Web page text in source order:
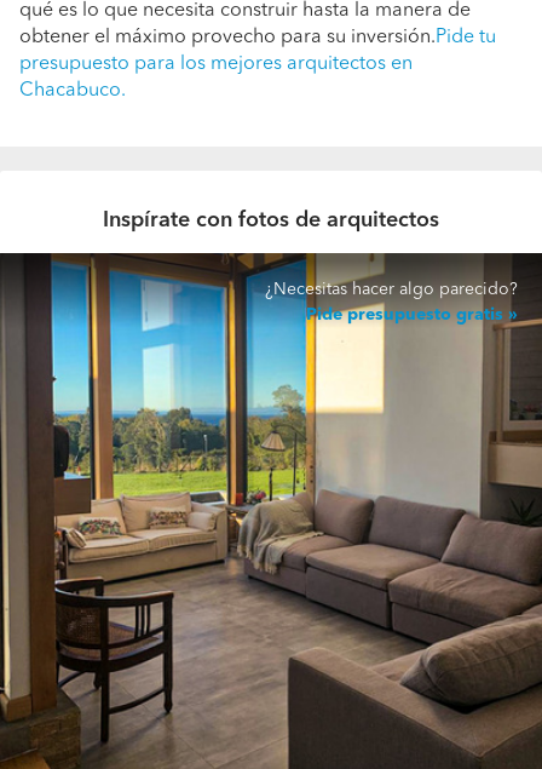
qué es lo que necesita construir hasta la manera de
obtener el máximo provecho para su inversión.Pide tu
presupuesto para los mejores arquitectos en
Chacabuco.
Inspírate con fotos de arquitectos
¿Necesitas hacer algo parecido?
Pide presupuesto gratis